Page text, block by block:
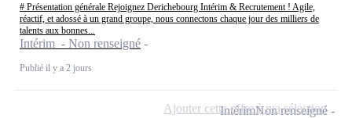
# Présentation générale Rejoignez Derichebourg Intérim & Recrutement ! Agile,
réactif, et adossé à un grand groupe, nous connectons chaque jour des milliers de
talents aux bonnes...
Intérim - Non renseigné
Publié il y a 2 jours
IntérimNon renseigné
Ajouter cette offre à ma sélection